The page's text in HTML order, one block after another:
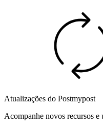
Atualizações do Postmypost
Acompanhe novos recursos